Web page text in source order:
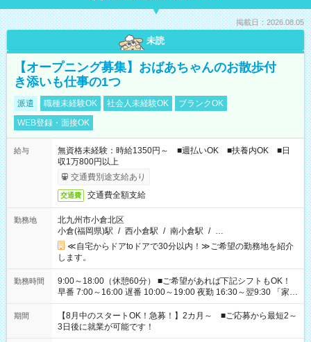
掲載日：2026.08.05
未読
【オープニング募集】おばあちゃんのお散歩付
き添いも仕事の1つ
派遣 職種未経験OK 社会人未経験OK
ブランクOK
WEB登録・面接OK
給与
無資格未経験：時給1350円～ ■週払いOK ■扶養内OK ■日
収1万800円以上
交通費別途支給あり
交通費 交通費全額支給
勤務地
北九州市小倉北区
小倉(福岡県)駅 / 西小倉駅 / 南小倉駅 / …
≪自宅からドアtoドアで30分以内！≫ご希望の勤務地を紹介
します。
勤務時間
9:00～18:00（休憩60分） ■ご希望があれば下記シフトもOK！
早番 7:00～16:00 遅番 10:00～19:00 夜勤 16:30～翌9:30 「家族
と休みを合わせたい」 「余裕を持って夕飯の準備がしたい」
「できれば残業はしたくない」 など、ご希望を教えてください
ね。 ※Wワーク希望の方へ 今ご覧のお仕事で希望する勤務時間
と、もう1つのお仕事の勤務時間。 合計で週40時間を超える場
期間
【8月中のスタートOK！急募！】2カ月～ ■ご応募から最短2～
3日後に就業が可能です！